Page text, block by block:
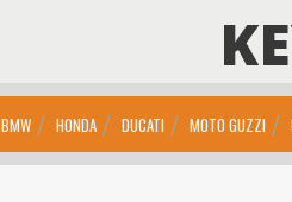
BMW HONDA DUCATI MOTO GUZZI